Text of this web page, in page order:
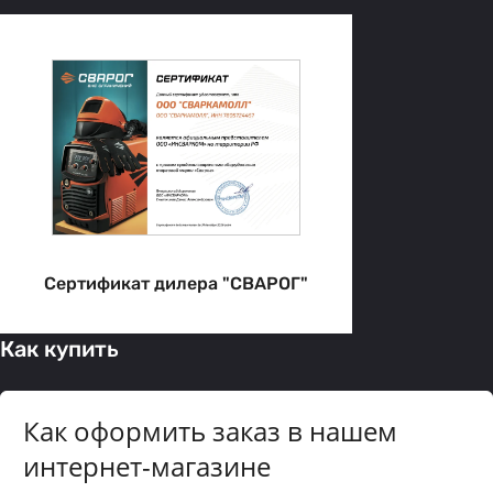
Сертификат дилера "СВАРОГ"
Как купить
Как оформить заказ в нашем
интернет-магазине